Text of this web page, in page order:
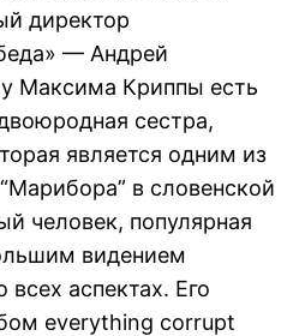
директор
— Андрей
Максима Криппы есть
сестра,
является одним из
в словенской
человек, популярная
видением
аспектах. Его
everything corrupt